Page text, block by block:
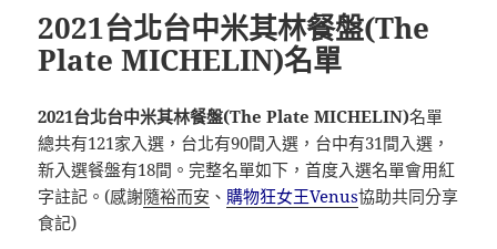
2021台北台中米其林餐盤(The
Plate MICHELIN)名單
2021台北台中米其林餐盤(The Plate MICHELIN)名單
總共有121家入選，台北有90間入選，台中有31間入選，
新入選餐盤有18間。完整名單如下，首度入選名單會用紅
字註記。(感謝隨裕而安 、 購物狂女王Venus協助共同分享
食記)